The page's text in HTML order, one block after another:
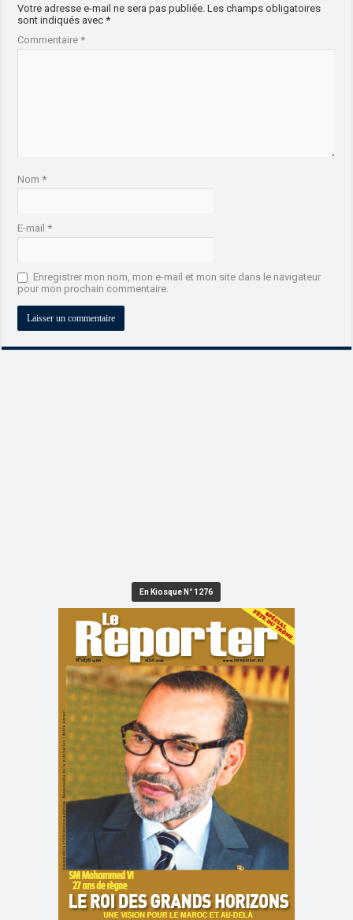
Votre adresse e-mail ne sera pas publiée. Les champs obligatoires
sont indiqués avec*
Commentaire*
Nom*
E-mail*
Enregistrer mon nom, mon e-mail et mon site dans le navigateur
pour mon prochain commentaire.
En Kiosque N° 1276